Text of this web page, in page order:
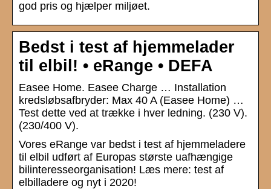
god pris og hjælper miljøet.
Bedst i test af hjemmelader
til elbil! • eRange • DEFA
Easee Home. Easee Charge … Installation
kredsløbsafbryder: Max 40 A (Easee Home) …
Test dette ved at trække i hver ledning. (230 V).
(230/400 V).
Vores eRange var bedst i test af hjemmeladere
til elbil udført af Europas største uafhængige
bilinteresseorganisation! Læs mere: test af
elbilladere og nyt i 2020!